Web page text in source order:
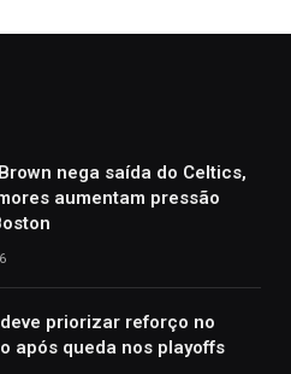
nega saída do Celtics,
aumentam pressão
priorizar reforço no
após queda nos playoffs